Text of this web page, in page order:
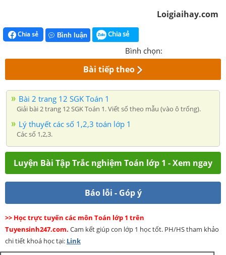
Loigiaihay.com
Chia sẻ Bình luận Chia sẻ
Bình chọn:
Bài tiếp theo
Bài 2 trang 12 SGK Toán 1
Giải bài 2 trang 12 SGK Toán 1. Viết số theo mẫu (vào ô trống).
Lý thuyết các số 1,2,3 toán lớp 1
Các số 1,2,3.
Luyện Bài Tập Trắc nghiệm Toán lớp 1 - Xem ngay
Báo lỗi - Góp ý
>> Học trực tuyến các môn Toán lớp 1 trên
Tuyensinh247.com. Cam kết giúp con lớp 1 học tốt. PH/HS tham khảo
chi tiết khoá học tại: Link